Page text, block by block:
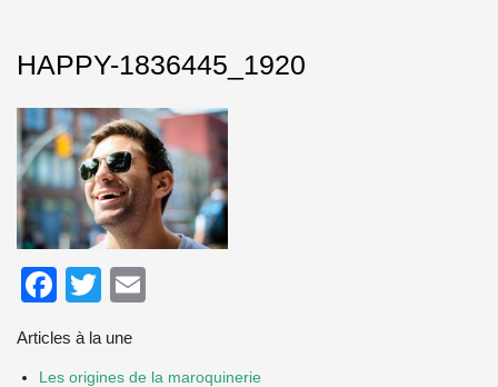
HAPPY-1836445_1920
Facebook
Twitter
Articles à la une
Les origines de la maroquinerie